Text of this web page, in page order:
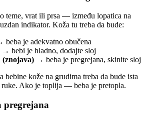
teme, vrat ili prsa — između lopatica na
indikator. Koža tu treba da bude:
beba je adekvatno obučena
→ bebi je hladno, dodajte sloj
(znojava) → beba je pregrejana, skinite sloj
bebine kože na grudima treba da bude ista
ruke. Ako je toplija — beba je pretopla.
pregrejana